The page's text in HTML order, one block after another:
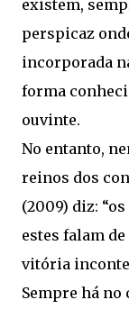
existem,
perspicaz
incorporada
forma
ouvinte.
No entanto,
reinos dos
(2009) diz:
estes falam
vitória
Sempre há